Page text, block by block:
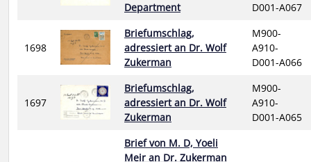
Department
D001-A067
1698
Briefumschlag,
adressiert an Dr. Wolf
Zukerman
M900-
A910-
D001-A066
1697
Briefumschlag,
adressiert an Dr. Wolf
Zukerman
M900-
A910-
D001-A065
Brief von M. D, Yoeli
Meir an Dr. Zukerman